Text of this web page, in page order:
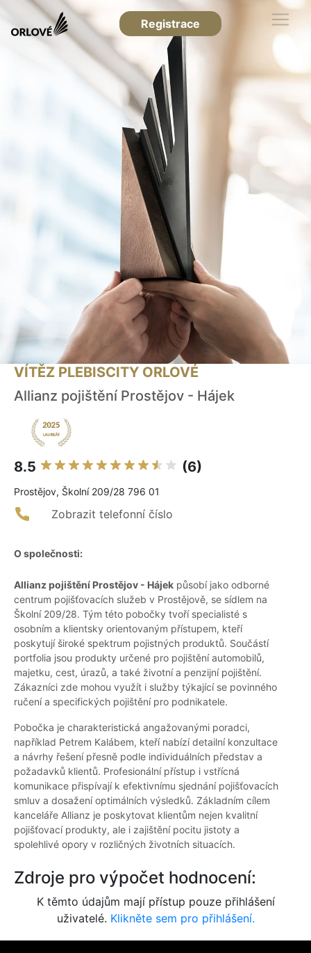
Registrace
VÍTĚZ PLEBISCITY ORLOVÉ
Allianz pojištění Prostějov - Hájek
8.5 (6)
Prostějov, Školní 209/28 796 01
Zobrazit telefonní číslo
O společnosti:
Allianz pojištění Prostějov - Hájek působí jako odborné
centrum pojišťovacích služeb v Prostějově, se sídlem na
Školní 209/28. Tým této pobočky tvoří specialisté s
osobním a klientsky orientovaným přístupem, kteří
poskytují široké spektrum pojistných produktů. Součástí
portfolia jsou produkty určené pro pojištění automobilů,
majetku, cest, úrazů, a také životní a penzijní pojištění.
Zákazníci zde mohou využít i služby týkající se povinného
ručení a specifických pojištění pro podnikatele.
Pobočka je charakteristická angažovanými poradci,
například Petrem Kalábem, kteří nabízí detailní konzultace
a návrhy řešení přesně podle individuálních představ a
požadavků klientů. Profesionální přístup i vstřícná
komunikace přispívají k efektivnímu sjednání pojišťovacích
smluv a dosažení optimálních výsledků. Základním cílem
kanceláře Allianz je poskytovat klientům nejen kvalitní
pojišťovací produkty, ale i zajištění pocitu jistoty a
spolehlivé opory v rozličných životních situacích.
Zdroje pro výpočet hodnocení:
K těmto údajům mají přístup pouze přihlášení
uživatelé. Klikněte sem pro přihlášení.